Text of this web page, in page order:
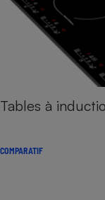
Tables à
COMPARATIF